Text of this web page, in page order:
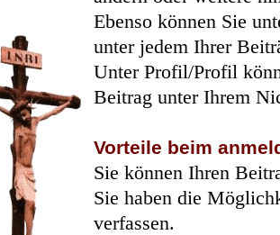
Ebenso können Sie
unter jedem Ihrer
Unter Profil/Profil
Beitrag unter Ihrem
Vorteile beim
Sie können Ihren
Sie haben die
verfassen.